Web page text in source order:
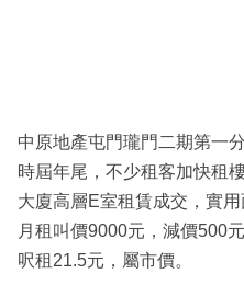
中原地產屯門瓏門二期第一
時屆年尾，不少租客加快租
大廈高層E室租賃成交，實
月租叫價9000元，減價500
呎租21.5元，屬市價。